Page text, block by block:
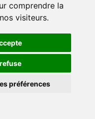
comprendre la
visiteurs.
préférences
comprendre la
visiteurs.
préférences